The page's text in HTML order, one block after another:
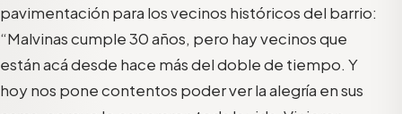
pavimentación para los vecinos históricos del barrio:
“Malvinas cumple 30 años, pero hay vecinos que
están acá desde hace más del doble de tiempo. Y
hoy nos pone contentos poder ver la alegría en sus